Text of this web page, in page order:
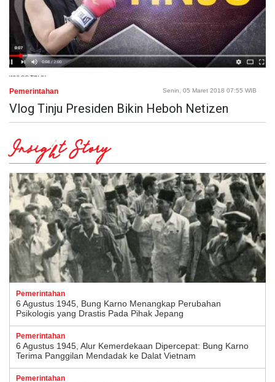
Pemerintahan Senin, 05 Maret 2018 07:55 WIB
Vlog Tinju Presiden Bikin Heboh Netizen
Insight Story
Pemerintahan
6 Agustus 1945, Bung Karno Menangkap Perubahan
Psikologis yang Drastis Pada Pihak Jepang
Pemerintahan
6 Agustus 1945, Alur Kemerdekaan Dipercepat: Bung Karno
Terima Panggilan Mendadak ke Dalat Vietnam
Pemerintahan